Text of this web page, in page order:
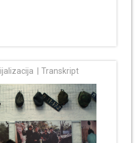
Transkript